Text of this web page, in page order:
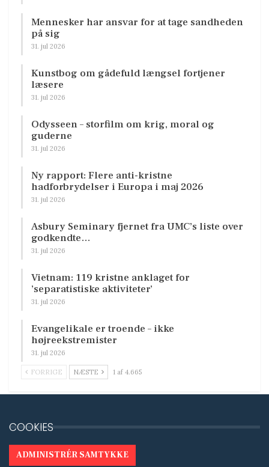
Mennesker har ansvar for at tage sandheden
på sig
31. jul 2026
Kunstbog om gådefuld længsel fortjener
læsere
31. jul 2026
Odysseen – storfilm om krig, moral og
guderne
31. jul 2026
Ny rapport: Flere anti-kristne
hadforbrydelser i Europa i maj 2026
31. jul 2026
Asbury Seminary fjernet fra UMC’s liste over
godkendte…
31. jul 2026
Vietnam: 119 kristne anklaget for
’separatistiske aktiviteter’
31. jul 2026
Evangelikale er troende – ikke
højreekstremister
31. jul 2026
FORRIGE NÆSTE 1 af 4.665
COOKIES
ADMINISTRÉR SAMTYKKE